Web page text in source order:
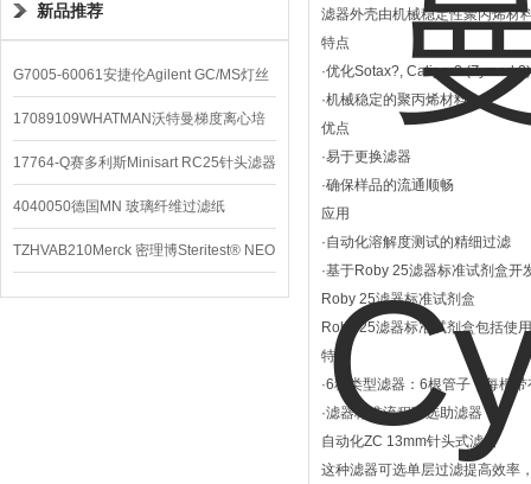
新品推荐
G7005-60061安捷伦Agilent GC/MS灯丝
配件
17089109WHATMAN沃特曼梯度离心培
养基
17764-Q赛多利斯Minisart RC25针头滤器
4040050德国MN 玻璃纤维过滤纸
TZHVAB210Merck 密理博Steritest® NEO
设备
滤器外壳由机械稳定性聚丙烯材
特点
·优化Sotax?, Caliper?
·机械稳定的聚丙烯材料
优点
·易于更换滤器
·确保样品的流通顺畅
应用
·自动化溶解度测试的精细过滤
·基于Roby 25滤器标准试剂盒开
Roby 25滤器标准试剂盒
Roby 25滤器标准试剂盒包括使
特点
·6种类型滤器：6根管子，每根
·滤器标准流程可选助滤器
自动化ZC 13mm针头式滤器
这种滤器可选单层过滤提高效率